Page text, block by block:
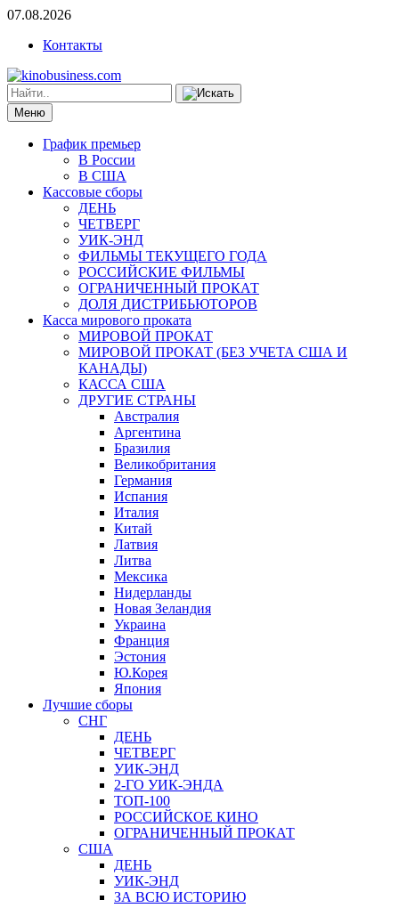
07.08.2026
Контакты
Меню
График премьер
В России
В США
Кассовые сборы
ДЕНЬ
ЧЕТВЕРГ
УИК-ЭНД
ФИЛЬМЫ ТЕКУЩЕГО ГОДА
РОССИЙСКИЕ ФИЛЬМЫ
ОГРАНИЧЕННЫЙ ПРОКАТ
ДОЛЯ ДИСТРИБЬЮТОРОВ
Касса мирового проката
МИРОВОЙ ПРОКАТ
МИРОВОЙ ПРОКАТ (БЕЗ УЧЕТА США И
КАНАДЫ)
КАССА США
ДРУГИЕ СТРАНЫ
Австралия
Аргентина
Бразилия
Великобритания
Германия
Испания
Италия
Китай
Латвия
Литва
Мексика
Нидерланды
Новая Зеландия
Украина
Франция
Эстония
Ю.Корея
Япония
Лучшие сборы
СНГ
ДЕНЬ
ЧЕТВЕРГ
УИК-ЭНД
2-ГО УИК-ЭНДА
ТОП-100
РОССИЙСКОЕ КИНО
ОГРАНИЧЕННЫЙ ПРОКАТ
США
ДЕНЬ
УИК-ЭНД
ЗА ВСЮ ИСТОРИЮ